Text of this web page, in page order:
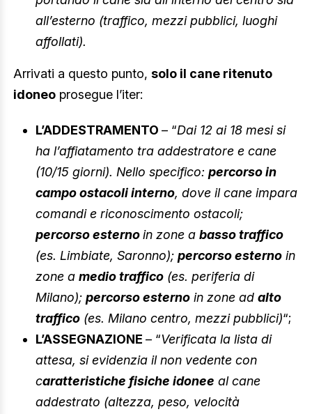
all’esterno (traffico, mezzi pubblici, luoghi
affollati).
Arrivati a questo punto, solo il cane ritenuto
idoneo prosegue l’iter:
L’ADDESTRAMENTO – “Dai 12 ai 18 mesi si
ha l’affiatamento tra addestratore e cane
(10/15 giorni). Nello specifico: percorso in
campo ostacoli interno, dove il cane impara
comandi e riconoscimento ostacoli;
percorso esternoin zone a basso traffico
(es. Limbiate, Saronno); percorso esterno in
zone a medio traffico (es. periferia di
Milano); percorso esterno in zone ad alto
traffico (es. Milano centro, mezzi pubblici)“;
L’ASSEGNAZIONE – “Verificata la lista di
attesa, si evidenzia il non vedente con
caratteristiche fisiche idonee al cane
addestrato (altezza, peso, velocità